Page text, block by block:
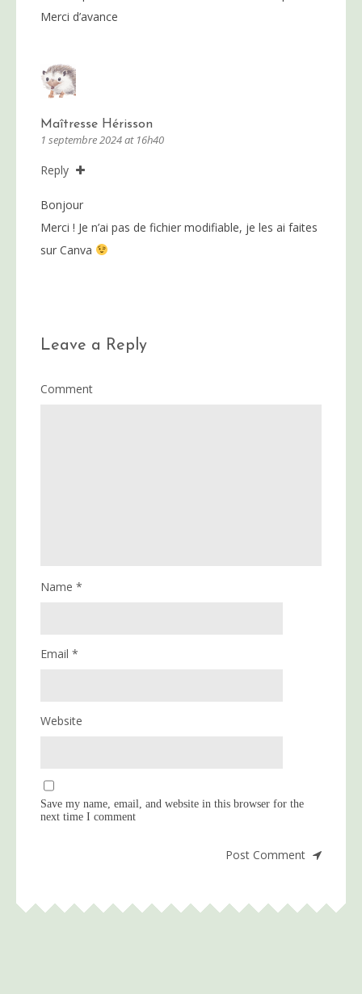
Merci d’avance
Maîtresse Hérisson
1 septembre 2024 at 16h40
Reply
Bonjour
Merci ! Je n’ai pas de fichier modifiable, je les ai faites
sur Canva
Leave a Reply
Comment
Name *
Email *
Website
Save my name, email, and website in this browser for the
next time I comment